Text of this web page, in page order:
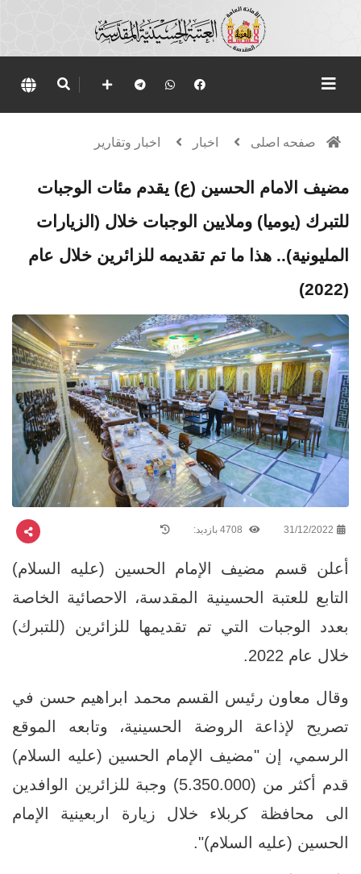
صفحه اصلی اخبار اخبار وتقارير
مضيف الامام الحسين (ع) يقدم مئات الوجبات
للتبرك (يوميا) وملايين الوجبات خلال (الزيارات
المليونية).. هذا ما تم تقديمه للزائرين خلال عام
(2022)
31/12/2022
أعلن قسم مضيف الإمام الحسين (عليه السلام)
التابع للعتبة الحسينية المقدسة، الاحصائية الخاصة
بعدد الوجبات التي تم تقديمها للزائرين (للتبرك)
خلال عام 2022.
وقال معاون رئيس القسم محمد ابراهيم حسن في
تصريح لإذاعة الروضة الحسينية، وتابعه الموقع
الرسمي، إن "مضيف الإمام الحسين (عليه السلام)
قدم أكثر من (5.350.000) وجبة للزائرين الوافدين
الى محافظة كربلاء خلال زيارة اربعينية الإمام
الحسين (عليه السلام)".